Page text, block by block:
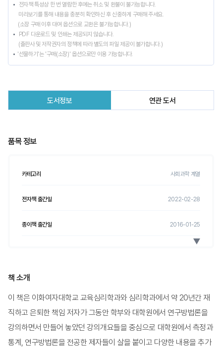
전자책 특성상 한 번 열람한 후에는 취소 및 환불이 불가능합니다.
미리보기를 통해 내용을 충분히 확인하신 후 신중하게 구매해 주세요.
(소장 구매 이후 대여 옵션으로 교환은 불가능합니다.)
PDF 다운로드 및 인쇄는 제공되지 않습니다.
(출판사 및 저작권자의 정책에 따라 별도의 파일 제공이 불가합니다.)
'선물하기'는 '구매(소장)' 옵션으로만 이용 가능합니다.
도서정보 연관 도서
품목 정보
카테고리 사회과학 계열
전자책 출간일 2022-02-28
종이책 출간일 2016-01-25
종이책 ISBN
전자책 정가 18,000원
종이책 정가 20,000원
책 소개
이 책은 이화여자대학교 교육심리학과와 심리학과에서 약 20년간 재
직하고 은퇴한 책임 저자가 그동안 학부와 대학원에서 연구방법론을
강의하면서 만들어 놓았던 강의개요들을 중심으로 대학원에서 측정과
통계, 연구방법론을 전공한 제자들이 살을 붙이고 다양한 내용을 추가